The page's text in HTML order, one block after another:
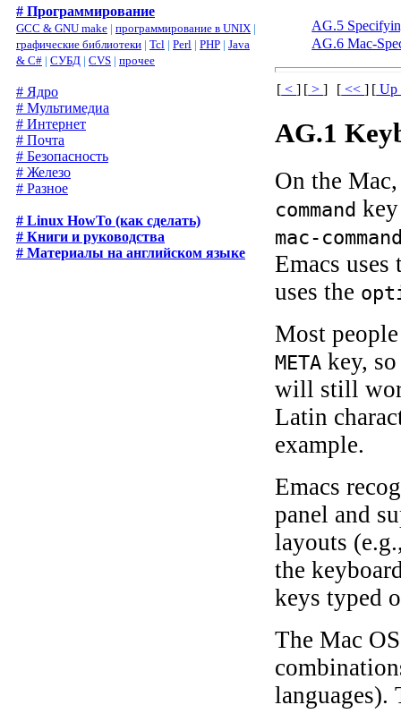
# Программирование
GCC & GNU make | программирование в UNIX |
графические библиотеки | Tcl | Perl | PHP | Java
& C# | СУБД | CVS | прочее
# Ядро
# Мультимедиа
# Интернет
# Почта
# Безопасность
# Железо
# Разное
# Linux HowTo (как сделать)
# Книги и руководства
# Материалы на английском языке
AG.5
AG.6 Mac-
[ <] [ >] [ <<] [ Up
AG.1
On the
command
mac-
Emacs uses
uses the
Most
META key,
will still
Latin
example.
Emacs
panel and
layouts
the
keys typed
The Mac
languages).